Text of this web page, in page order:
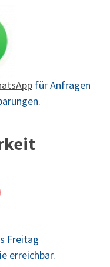
für Anfragen
Freitag
erreichbar.